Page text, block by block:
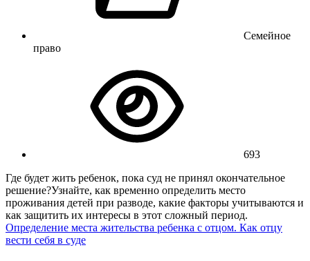
Семейное
право
693
Где будет жить ребенок, пока суд не принял окончательное
решение?Узнайте, как временно определить место
проживания детей при разводе, какие факторы учитываются и
как защитить их интересы в этот сложный период.
Определение места жительства ребенка с отцом. Как отцу
вести себя в суде